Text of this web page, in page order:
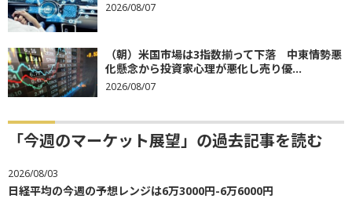
2026/08/07
（朝）米国市場は3指数揃って下落 中東情勢悪
化懸念から投資家心理が悪化し売り優...
2026/08/07
「今週のマーケット展望」の過去記事を読む
2026/08/03
日経平均の今週の予想レンジは6万3000円-6万6000円